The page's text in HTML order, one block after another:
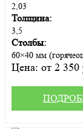
2,03
Толщина:
3,5
Столбы:
60×40 мм
Цена: от 2